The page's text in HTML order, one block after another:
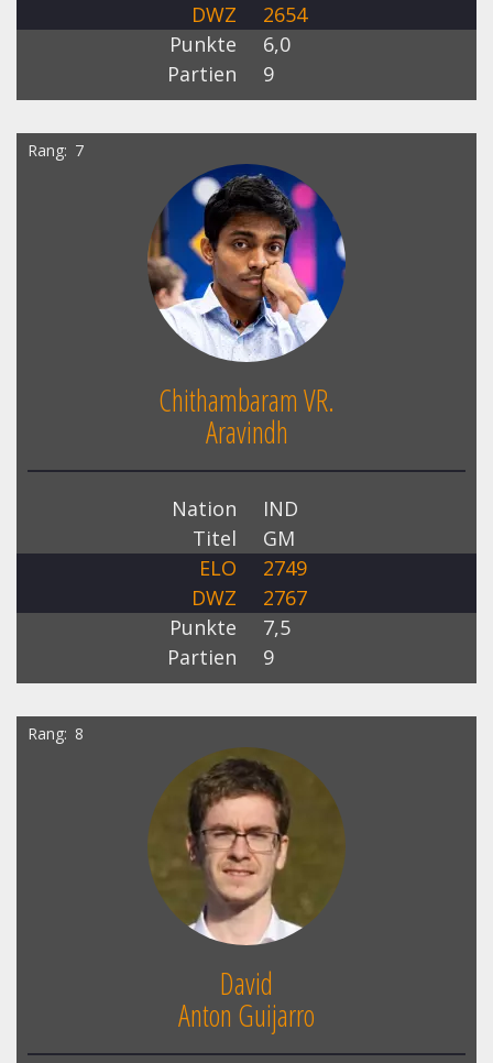
DWZ
2654
Punkte
6,0
Partien
9
Rang 7
Chithambaram VR.
Aravindh
Nation
IND
Titel
GM
ELO
2749
DWZ
2767
Punkte
7,5
Partien
9
Rang 8
David
Anton Guijarro